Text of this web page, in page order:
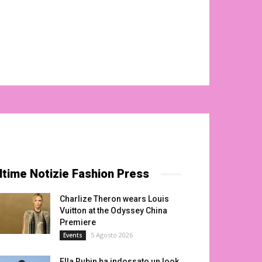
Notizie Fashion Press
Charlize Theron wears Louis
Vuitton at the Odyssey China
Premiere
Events 5 Agosto 2026